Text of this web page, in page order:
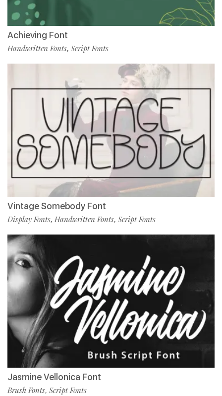
Achieving Font
Handwritten Fonts, Script Fonts
Vintage Somebody Font
Display Fonts, Handwritten Fonts, Script Fonts
Jasmine Vellonica Font
Brush Fonts, Script Fonts